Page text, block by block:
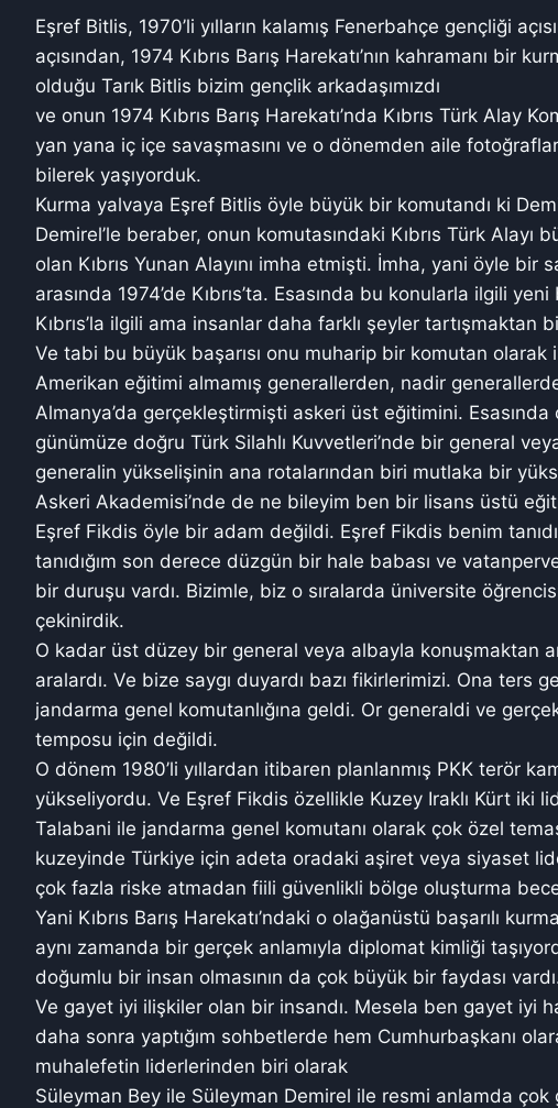
Eşref Bitlis, 1970’li yılların kalamış Fenerbahçe gençliği
açısından, 1974 Kıbrıs Barış Harekatı’nın kahramanı bir
olduğu Tarık Bitlis bizim gençlik arkadaşımızdı
ve onun 1974 Kıbrıs Barış Harekatı’nda Kıbrıs Türk Alay
yan yana iç içe savaşmasını ve o dönemden aile
bilerek yaşıyorduk.
Kurma yalvaya Eşref Bitlis öyle büyük bir komutandı ki
Demirel’le beraber, onun komutasındaki Kıbrıs Türk Alayı
olan Kıbrıs Yunan Alayını imha etmişti. İmha, yani öyle bir
arasında 1974’de Kıbrıs’ta. Esasında bu konularla ilgili
Kıbrıs’la ilgili ama insanlar daha farklı şeyler tartışmaktan
Ve tabi bu büyük başarısı onu muharip bir komutan olarak
Amerikan eğitimi almamış generallerden, nadir
Almanya’da gerçekleştirmişti askeri üst eğitimini. Esasında
günümüze doğru Türk Silahlı Kuvvetleri’nde bir general
generalin yükselişinin ana rotalarından biri mutlaka bir
Askeri Akademisi’nde de ne bileyim ben bir lisans üstü
Eşref Fikdis öyle bir adam değildi. Eşref Fikdis benim
tanıdığım son derece düzgün bir hale babası ve
bir duruşu vardı. Bizimle, biz o sıralarda üniversite
çekinirdik.
O kadar üst düzey bir general veya albayla konuşmaktan
aralardı. Ve bize saygı duyardı bazı fikirlerimizi. Ona ters
jandarma genel komutanlığına geldi. Or generaldi ve
temposu için değildi.
O dönem 1980’li yıllardan itibaren planlanmış PKK terör
yükseliyordu. Ve Eşref Fikdis özellikle Kuzey Iraklı Kürt iki
Talabani ile jandarma genel komutanı olarak çok özel
kuzeyinde Türkiye için adeta oradaki aşiret veya siyaset
çok fazla riske atmadan fiili güvenlikli bölge oluşturma
Yani Kıbrıs Barış Harekatı’ndaki o olağanüstü başarılı
aynı zamanda bir gerçek anlamıyla diplomat kimliği
doğumlu bir insan olmasının da çok büyük bir faydası
Ve gayet iyi ilişkiler olan bir insandı. Mesela ben gayet iyi
daha sonra yaptığım sohbetlerde hem Cumhurbaşkanı
muhalefetin liderlerinden biri olarak
Süleyman Bey ile Süleyman Demirel ile resmi anlamda